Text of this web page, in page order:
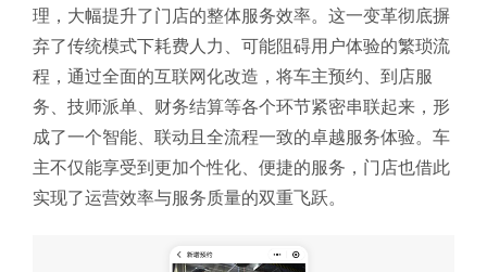
理，大幅提升了门店的整体服务效率。 这一变革彻底摒
弃了传统模式下耗费人力、可能阻碍用户体验的繁琐流
程，通过全面的互联网化改造，将车主预约、到店服
务、技师派单、财务结算等各个环节紧密串联起来，形
成了一个智能、联动且全流程一致的卓越服务体验。车
主不仅能享受到更加个性化、便捷的服务，门店也借此
实现了运营效率与服务质量的双重飞跃。